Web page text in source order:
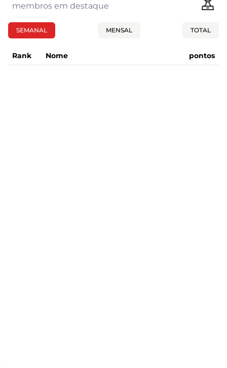
membros em destaque
SEMANAL MENSAL TOTAL
Rank Nome pontos